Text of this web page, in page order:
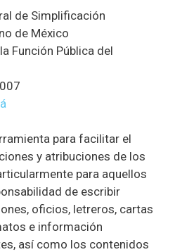
de Simplificación
de México
Función Pública del
para facilitar el
y atribuciones de los
para aquellos
de escribir
oficios, letreros, cartas
e información
así como los contenidos